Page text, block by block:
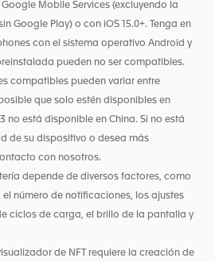
Mobile Services (excluyendo la
Google Play) o con iOS 15.0+. Tenga en
con el sistema operativo Android y
pueden no ser compatibles.
compatibles pueden variar entre
que solo estén disponibles en
no está disponible en China. Si no está
de su dispositivo o desea más
con nosotros.
depende de diversos factores, como
número de notificaciones, los ajustes
ciclos de carga, el brillo de la pantalla y
de NFT requiere la creación de